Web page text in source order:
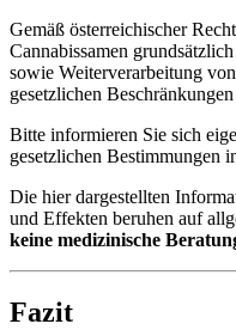
Gemäß österreichischer
Cannabissamen
sowie Weiterverarbeitung
gesetzlichen
Bitte informieren Sie sich
gesetzlichen Bestimmungen
Die hier dargestellten
und Effekten beruhen auf
keine medizinische
Fazit